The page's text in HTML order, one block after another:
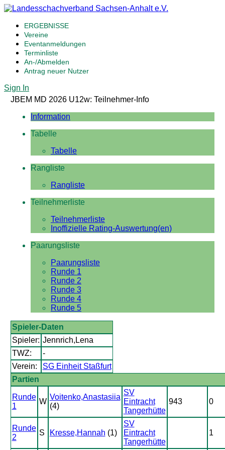
ERGEBNISSE
Vereine
Eventanmeldungen
Terminliste
An-/Abmelden
Antrag neuer Nutzer
Sign In
JBEM MD 2026 U12w: Teilnehmer-Info
Information
Tabelle
Tabelle
Rangliste
Rangliste
Teilnehmerliste
Teilnehmerliste
Inoffizielle Rating-Auswertung(en)
Paarungsliste
Paarungsliste
Runde 1
Runde 2
Runde 3
Runde 4
Runde 5
Spieler-Daten
Spieler: Jennrich,Lena
TWZ:
-
Verein:
SG Einheit Staßfurt
Partien
Runde
1
W
Voitenko,Anastasiia
(4)
SV
Eintracht
Tangerhütte
943 0
Runde
2
S Kresse,Hannah (1)
SV
Eintracht
Tangerhütte
1